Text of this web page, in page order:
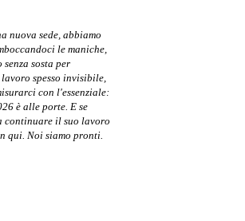
nuova sede, abbiamo
le maniche,
sosta per
spesso invisibile,
con l'essenziale:
è alle porte. E se
continuare il suo lavoro
qui. Noi siamo pronti.